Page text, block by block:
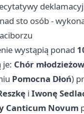
sto osób -
wystąpią ponad
je: Chór
Pomocna Dłoń)
i Iwonę
Canticum Novum